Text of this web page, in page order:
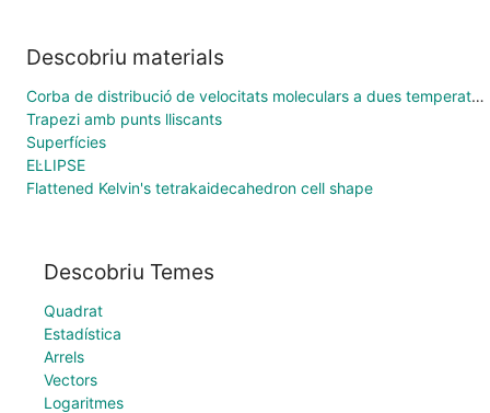
Descobriu materials
Corba de distribució de velocitats moleculars a dues temperatures
Trapezi amb punts lliscants
Superfícies
EL·LIPSE
Flattened Kelvin's tetrakaidecahedron cell shape
Descobriu Temes
Quadrat
Estadística
Arrels
Vectors
Logaritmes